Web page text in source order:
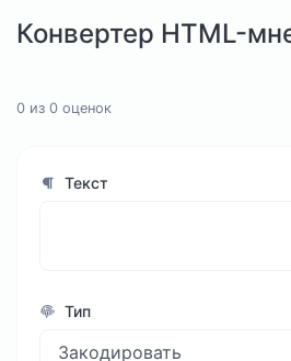
0 из 0 оценок
Текст
Тип